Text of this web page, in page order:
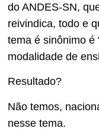
do ANDES-SN,
reivindica, todo e
tema é sinônimo é
modalidade de
Resultado?
Não temos,
nesse tema.